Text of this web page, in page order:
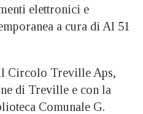
elettronici e
a cura di Al 51
Circolo Treville Aps,
di Treville e con la
Comunale G.